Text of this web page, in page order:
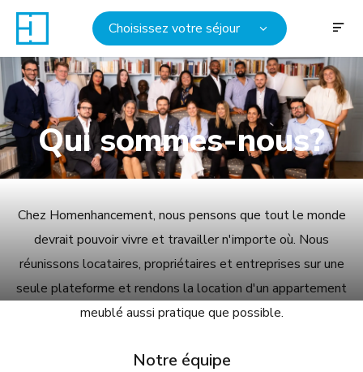
Choisissez votre séjour
Qui sommes-nous?
Chez Homenhancement, nous pensons que tout le monde
devrait pouvoir vivre et travailler n'importe où. Nous
réunissons locataires, propriétaires et entreprises sur une
seule plateforme et rendons la location d'un appartement
meublé aussi pratique que possible.
Notre équipe